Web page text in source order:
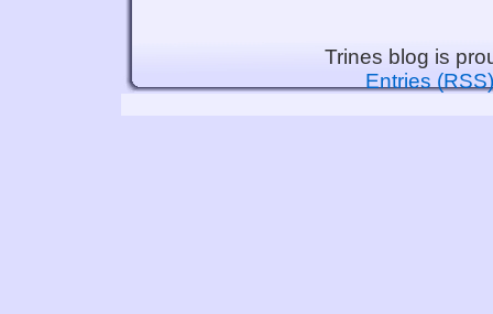
Trines blog is
Entries (RSS)